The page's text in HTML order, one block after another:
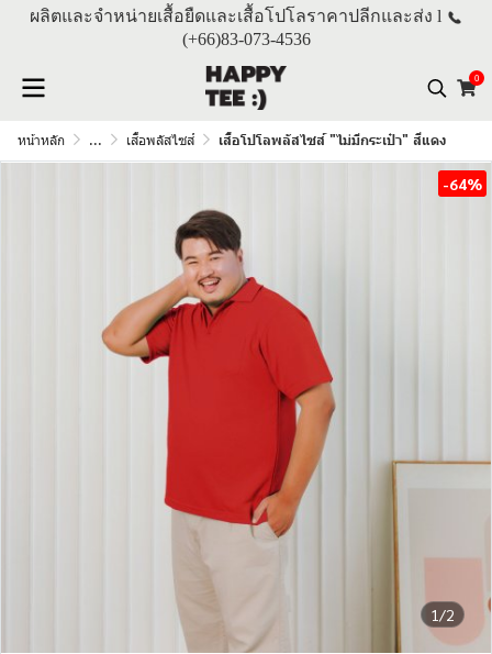
ผลิตและจำหน่ายเสื้อยืดและเสื้อโปโลราคาปลีกและส่ง l
(+66)83-073-4536
0
หน้าหลัก ... เสื้อพลัสไซส์ เสื้อโปโลพลัสไซส์ "ไม่มีกระเป๋า" สีแดง
1/2
-64%